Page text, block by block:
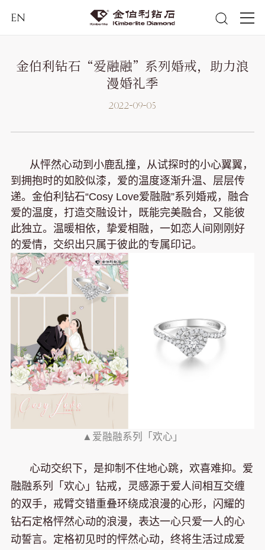
EN
金伯利钻石“爱融融”系列婚戒，助力浪
漫婚礼季
2022-09-05
从怦然心动到小鹿乱撞，从试探时的小心翼翼，
到拥抱时的如胶似漆，爱的温度逐渐升温、层层传
递。金伯利钻石“Cosy Love爱融融”系列婚戒，融合
爱的温度，打造交融设计，既能完美融合，又能彼
此独立。温暖相依，挚爱相融，一如恋人间刚刚好
的爱情，交织出只属于彼此的专属印记。
▲爱融融系列「欢心」
心动交织下，是抑制不住地心跳，欢喜难抑。爱
融融系列「欢心」钻戒，灵感源于爱人间相互交缠
的双手，戒臂交错重叠环绕成浪漫的心形，闪耀的
钻石定格怦然心动的浪漫，表达一心只爱一人的心
动誓言。定格初见时的怦然心动，终将生活过成爱